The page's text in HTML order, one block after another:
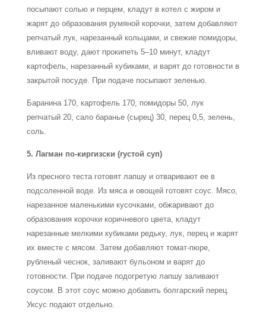
посыпают солью и перцем, кладут в котел с жиром и
жарят до образования румяной корочки, затем добавляют
репчатый лук, нарезанный кольцами, и свежие помидоры,
вливают воду, дают прокипеть 5–10 минут, кладут
картофель, нарезанный кубиками, и варят до готовности в
закрытой посуде. При подаче посыпают зеленью.
Баранина 170, картофель 170, помидоры 50, лук
репчатый 20, сало баранье (сырец) 30, перец 0,5, зелень,
соль.
5. Лагман по-киргизски (густой суп)
Из пресного теста готовят лапшу и отваривают ее в
подсоленной воде. Из мяса и овощей готовят соус. Мясо,
нарезанное маленькими кусочками, обжаривают до
образования корочки коричневого цвета, кладут
нарезанные мелкими кубиками редьку, лук, перец и жарят
их вместе с мясом. Затем добавляют томат-пюре,
рубленый чеснок, заливают бульоном и варят до
готовности. При подаче подогретую лапшу заливают
соусом. В этот соус можно добавить болгарский перец.
Уксус подают отдельно.